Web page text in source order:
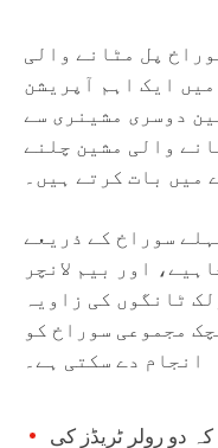
پل مٹانے والی
ایک اہم آپریشن
دوسری مشینری سے
والی مشین چلنے
میں بات کرتے ہیں۔
سوراخ کے ذریعے
اور بیم لانچر
ٹانگوں کی زاویہ
مجموعی سوراخ کو
انجام دے سکتی ہے۔
دو رولر ٹریڈز کی